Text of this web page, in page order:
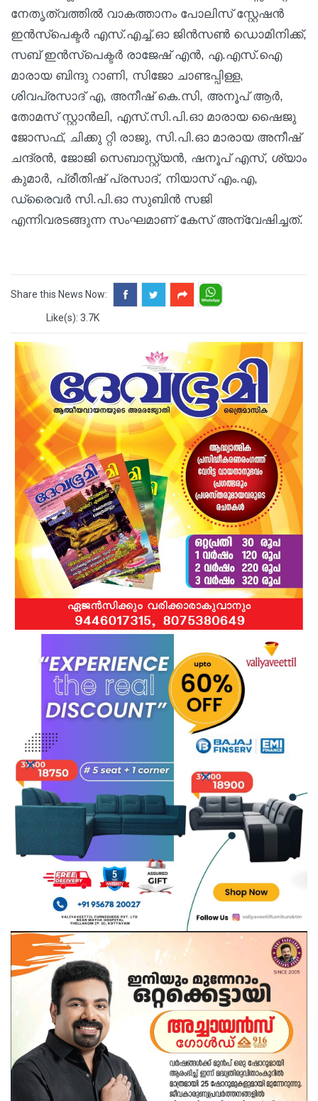
നേതൃത്വത്തിൽ വാകത്താനം പോലിസ് സ്റ്റേഷൻ
ഇൻസ്പെക്ടർ എസ്.എച്ച്.ഓ ജിൻസൺ ഡൊമിനിക്ക്,
സബ് ഇൻസ്പെക്ടർ രാജേഷ് എൻ, എ.എസ്.ഐ
മാരായ ബിന്ദു റാണി, സിജോ ചാണ്ടപ്പിള്ള,
ശിവപ്രസാദ് എ, അനീഷ് കെ.സി, അനൂപ് ആർ,
തോമസ് സ്റ്റാൻലി, എസ്.സി.പി.ഓ മാരായ ഷൈജു
ജോസഫ്, ചിക്കു റ്റി രാജു, സി.പി.ഓ മാരായ അനീഷ്
ചന്ദ്രൻ, ജോജി സെബാസ്റ്റ്യൻ, ഷനൂപ് എസ്, ശ്യാം
കുമാർ, പ്രീതിഷ് പ്രസാദ്, നിയാസ് എം.എ,
ഡ്രൈവർ സി.പി.ഓ സുബിൻ സജി
എന്നിവരടങ്ങുന്ന സംഘമാണ് കേസ് അന്വേഷിച്ചത്.
Share this News Now:
Like(s): 3.7K